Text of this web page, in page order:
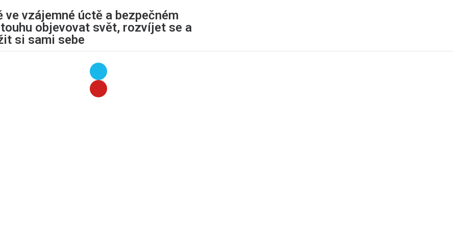
ve vzájemné úctě a bezpečném
objevovat svět, rozvíjet se a
si sami sebe